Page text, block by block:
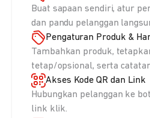
Buat sapaan sendiri, atur
dan pandu pelanggan
Pengaturan Produk &
Tambahkan produk,
tetap/opsional, serta
Akses Kode QR dan Link
Hubungkan pelanggan ke
link klik.